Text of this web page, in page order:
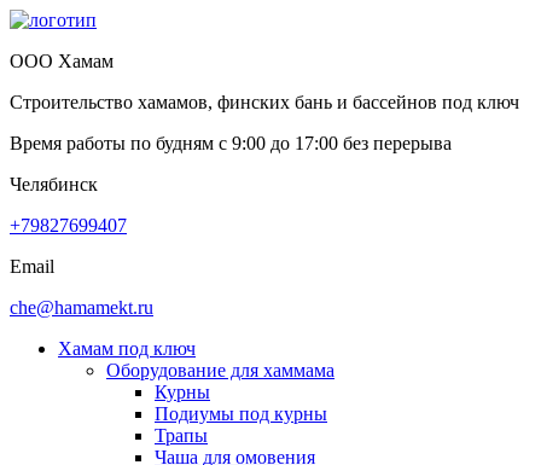
ООО Хамам
Строительство хамамов, финских бань и бассейнов под ключ
Время работы по будням с 9:00 до 17:00 без перерыва
Челябинск
+79827699407
Email
che@hamamekt.ru
Хамам под ключ
Оборудование для хаммама
Курны
Подиумы под курны
Трапы
Чаша для омовения